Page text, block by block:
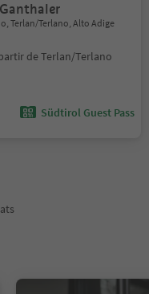
Terlan/Terlano, Alto Adige
de Terlan/Terlano
Südtirol Guest Pass